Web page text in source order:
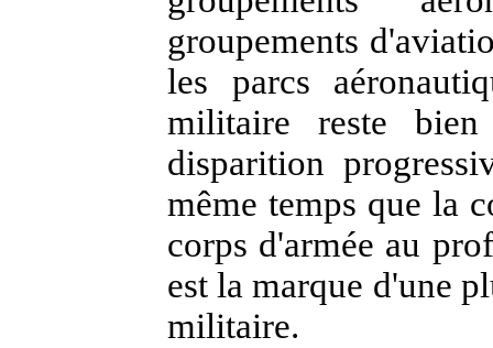
groupements
les parcs
militaire reste
disparition
même temps que la
corps d'armée au
est la marque d'une
militaire.